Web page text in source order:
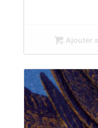
Ajouter